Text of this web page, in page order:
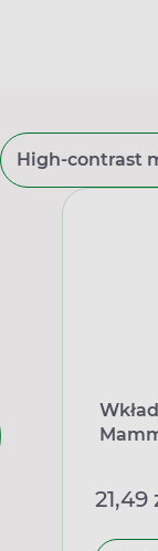
High-contrast
21,49